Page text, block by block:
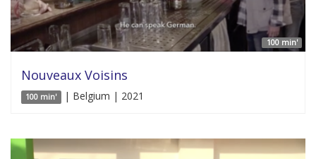
100 min'
Nouveaux Voisins
100 min' | Belgium | 2021